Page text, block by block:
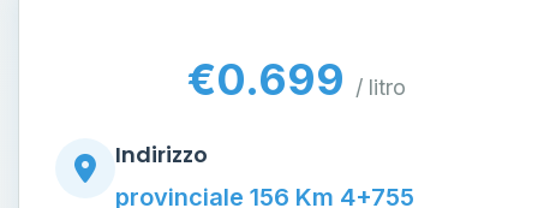
€0.699 / litro
Indirizzo
provinciale 156 Km 4+755